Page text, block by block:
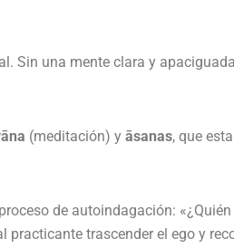
Sin una mente clara y
(meditación) y āsanas, que
de autoindagación:
trascender el ego y